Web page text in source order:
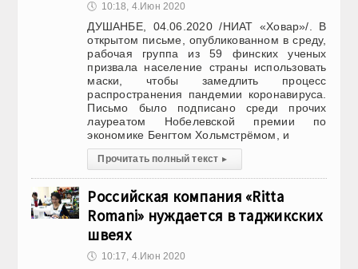
🕔 10:18, 4.Июн 2020
ДУШАНБЕ, 04.06.2020 /НИАТ «Ховар»/. В
открытом письме, опубликованном в среду,
рабочая группа из 59 финских ученых
призвала население страны использовать
маски, чтобы замедлить процесс
распространения пандемии коронавируса.
Письмо было подписано среди прочих
лауреатом Нобелевской премии по
экономике Бенгтом Хольмстрёмом, и
Прочитать полный текст ▸
Российская компания «Ritta
Romani» нуждается в таджикских
швеях
🕔 10:17, 4.Июн 2020